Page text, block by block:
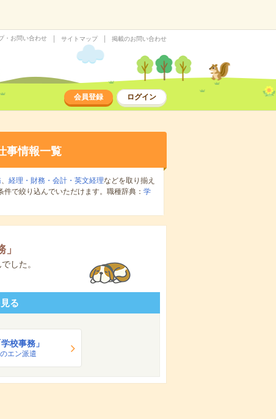
・お問い合わせ サイトマップ 掲載のお問い合わせ
会員登録 ログイン
事情報一覧
、 経理・財務・会計・英文経理などを取り揃え
件で絞り込んでいただけます。職種辞典： 学
」
した。
る
学校事務」
のエン派遣